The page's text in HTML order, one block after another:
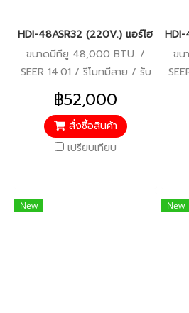
HDI-48ASR32 (220V.) แอร์ไฮเออร์
ขนาดบีทียู 48,000 BTU. /
SEER 14.01 / รีโมทมีสาย / รับ
ประกันคอมเพรสเซอร์ 10 ปี
อะไหล่อื่นๆ 5 ปี
฿52,000
สั่งซื้อสินค้า
เปรียบเทียบ
ขน
คอ
New New